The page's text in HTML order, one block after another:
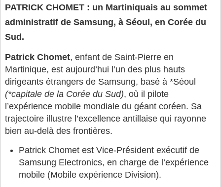
PATRICK CHOMET : un Martiniquais au sommet
administratif de Samsung, à Séoul, en Corée du
Sud.
Patrick Chomet, enfant de Saint-Pierre en
Martinique, est aujourd’hui l’un des plus hauts
dirigeants étrangers de Samsung, basé à *Séoul
(*capitale de la Corée du Sud), où il pilote
l’expérience mobile mondiale du géant coréen. Sa
trajectoire illustre l’excellence antillaise qui rayonne
bien au-delà des frontières.
Patrick Chomet est Vice-Président exécutif de
Samsung Electronics, en charge de l’expérience
mobile (Mobile expérience Division).